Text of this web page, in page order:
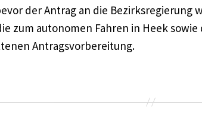
der Antrag an die Bezirksregierung
zum autonomen Fahren in Heek
Antragsvorbereitung.